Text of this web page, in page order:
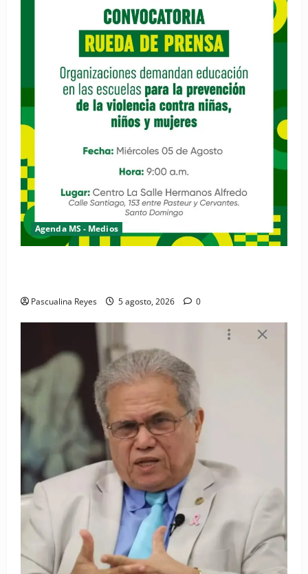
Agenda MS - Medios
Pascualina Reyes 5 agosto, 2026 0